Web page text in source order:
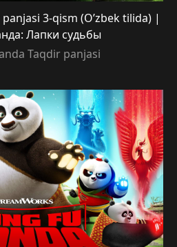
3-qism (O’zbek tilida) |
Лапки судьбы
Taqdir panjasi